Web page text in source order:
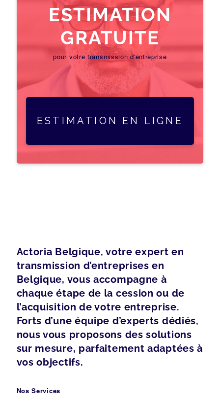
ESTIMATION
GRATUITE
pour votre transmission d'entreprise
ESTIMATION EN LIGNE
Actoria Belgique, votre expert en
transmission d’entreprises en
Belgique, vous accompagne à
chaque étape de la cession ou de
l’acquisition de votre entreprise.
Forts d’une équipe d’experts dédiés,
nous vous proposons des solutions
sur mesure, parfaitement adaptées à
vos objectifs.
Nos Services